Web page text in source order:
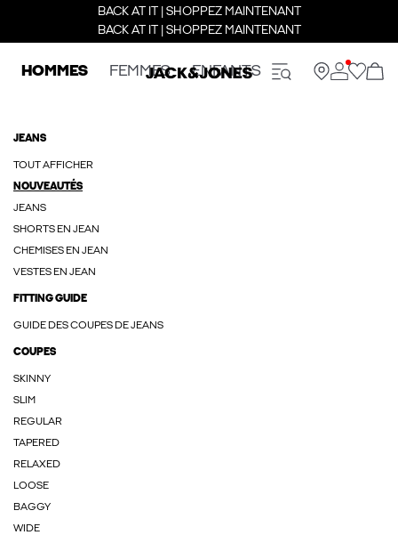
BACK AT IT | SHOPPEZ MAINTENANT
BACK AT IT | SHOPPEZ MAINTENANT
HOMMES FEMMES ENFANTS
JEANS
TOUT AFFICHER
NOUVEAUTÉS
JEANS
SHORTS EN JEAN
CHEMISES EN JEAN
VESTES EN JEAN
FITTING GUIDE
GUIDE DES COUPES DE JEANS
COUPES
SKINNY
SLIM
REGULAR
TAPERED
RELAXED
LOOSE
BAGGY
WIDE